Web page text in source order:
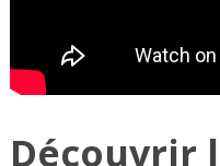
Découvrir